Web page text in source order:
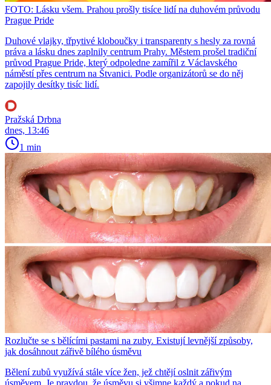
FOTO: Lásku všem. Prahou prošly tisíce lidí na duhovém průvodu
Prague Pride
Duhové vlajky, třpytivé kloboučky i transparenty s hesly za rovná
práva a lásku dnes zaplnily centrum Prahy. Městem prošel tradiční
průvod Prague Pride, který odpoledne zamířil z Václavského
náměstí přes centrum na Štvanici. Podle organizátorů se do něj
zapojily desítky tisíc lidí.
Pražská Drbna
dnes, 13:46
1 min
Rozlučte se s bělícími pastami na zuby. Existují levnější způsoby,
jak dosáhnout zářivě bílého úsměvu
Bělení zubů využívá stále více žen, jež chtějí oslnit zářivým
úsměvem. Je pravdou, že úsměvu si všimne každý a pokud na